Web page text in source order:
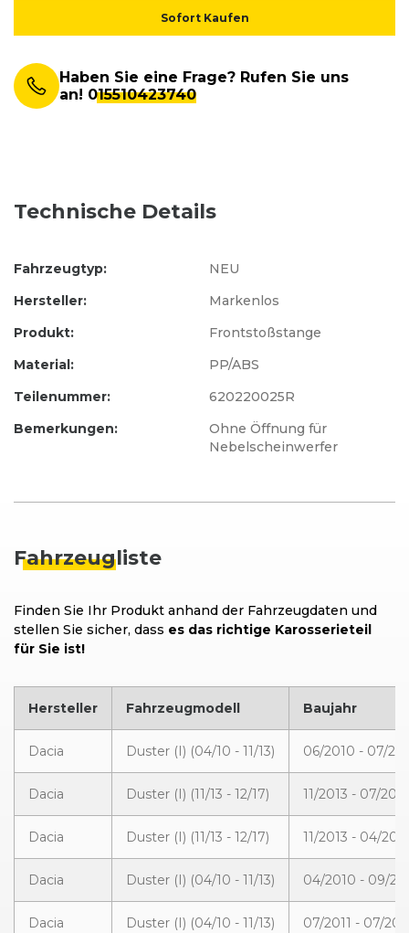
Sofort Kaufen
Haben Sie eine Frage? Rufen Sie uns
an! 015510423740
Technische Details
Hersteller:
Markenlos
Produkt:
Frontstoßstange
Fahrzeugtyp: NEU
Material:
PP/ABS
Teilenummer:
620220025R
Bemerkungen:
Ohne Öffnung für
Nebelscheinwerfer
Fahrzeugliste
Finden Sie Ihr Produkt anhand der Fahrzeugdaten und
stellen Sie sicher, dass es das richtige Karosserieteil
für Sie ist!
Hersteller Fahrzeugmodell Baujahr
Dacia Duster (I) (04/10 - 11/13) 06/2010 - 07/
Dacia Duster (I) (11/13 - 12/17) 11/2013 - 07/2015
Dacia Duster (I) (11/13 - 12/17) 11/2013 - 04/2015
Dacia Duster (I) (04/10 - 11/13) 04/2010 - 09/
Dacia Duster (I) (04/10 - 11/13) 07/2011 - 07/